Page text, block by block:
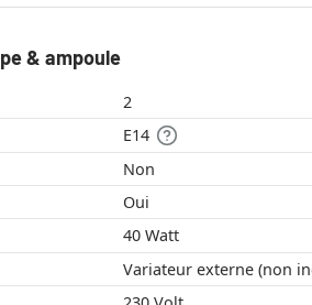
& ampoule
2
E14
Non
Oui
40 Watt
Variateur externe (non